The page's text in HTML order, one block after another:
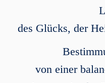
des Glücks, der
von einer